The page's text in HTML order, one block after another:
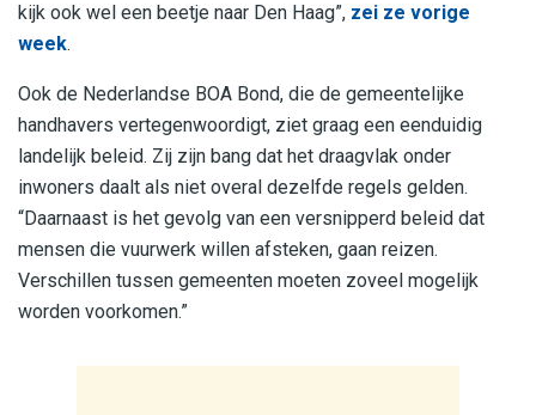
kijk ook wel een beetje naar Den Haag”, zei ze vorige
week.
Ook de Nederlandse BOA Bond, die de gemeentelijke
handhavers vertegenwoordigt, ziet graag een eenduidig
landelijk beleid. Zij zijn bang dat het draagvlak onder
inwoners daalt als niet overal dezelfde regels gelden.
“Daarnaast is het gevolg van een versnipperd beleid dat
mensen die vuurwerk willen afsteken, gaan reizen.
Verschillen tussen gemeenten moeten zoveel mogelijk
worden voorkomen.”